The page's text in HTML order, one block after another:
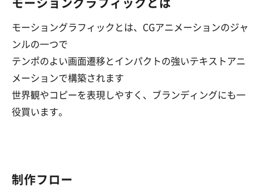
モーショングラフィックとは
モーショングラフィックとは、CGアニメーションのジャ
ンルの一つで
テンポのよい画面遷移とインパクトの強いテキストアニ
メーションで構築されます
世界観やコピーを表現しやすく、ブランディングにも一
役買います。
制作フロー